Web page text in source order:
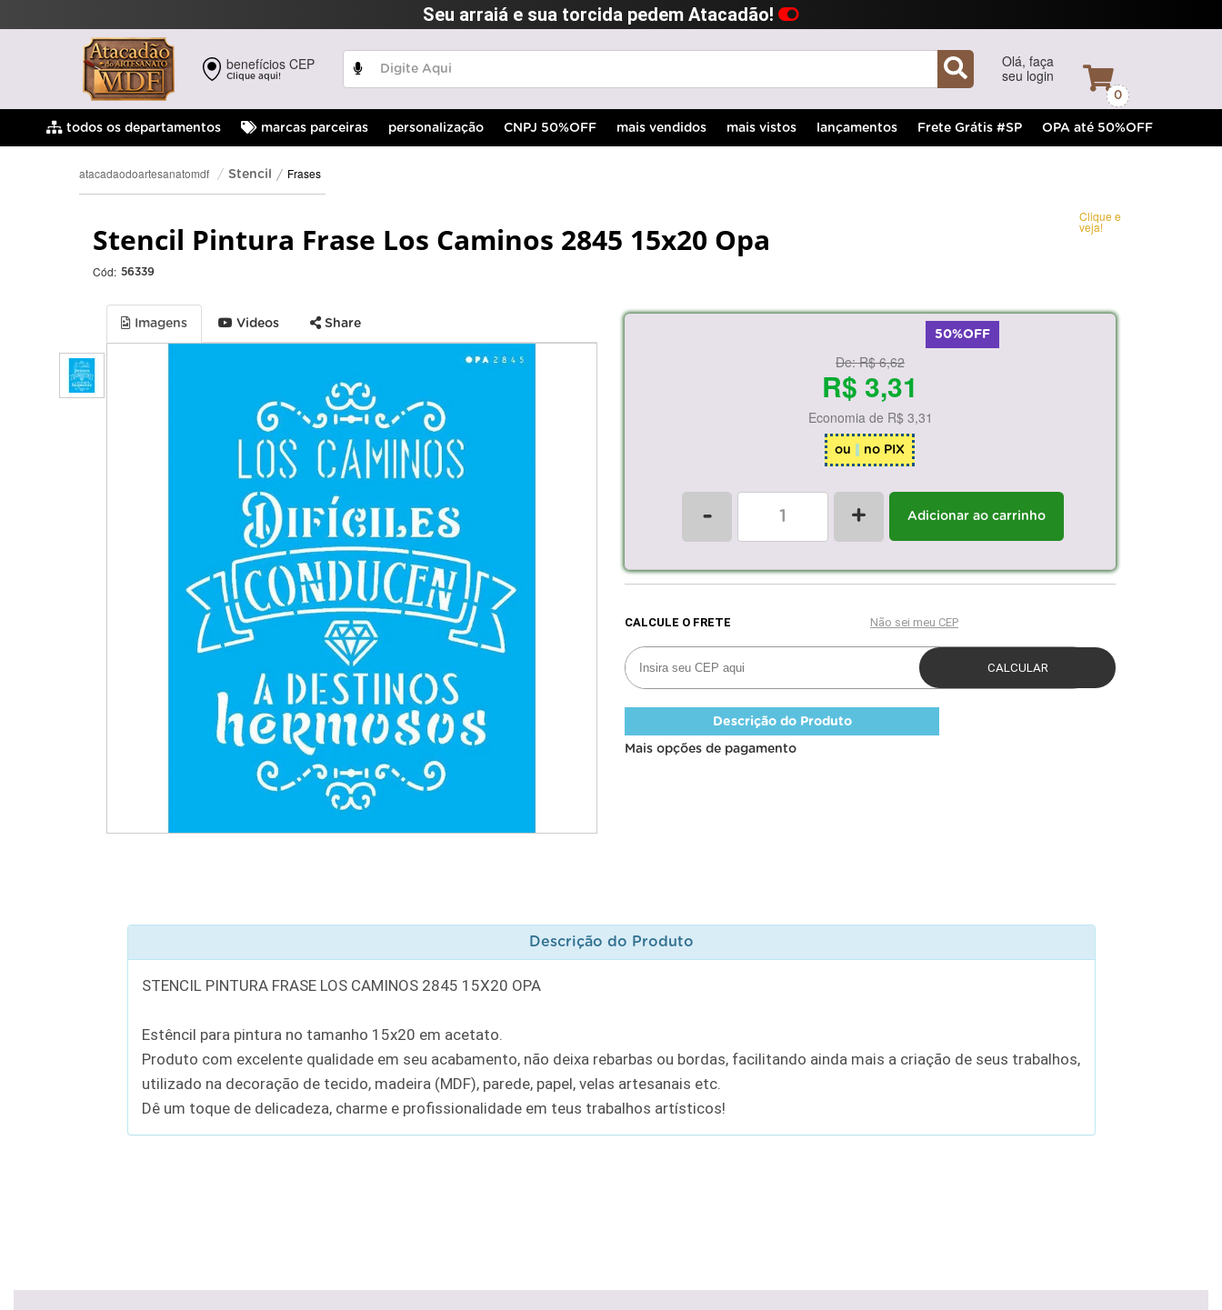
Seu arraiá e sua torcida pedem Atacadão!
benefícios CEP
Clique aqui!
Olá, faça
seu login
0
todos os departamentos marcas parceiras personalização CNPJ 50%OFF mais vendidos mais vistos lançamentos Frete Grátis #SP OPA até 50%OFF
atacadaodoartesanatomdf Stencil Frases
Stencil Pintura Frase Los Caminos 2845 15x20 Opa
Cód: 56339
Clique e
veja!
Imagens Videos
Share
50%OFF
De:R$ 6,62
R$ 3,31
Economia de R$ 3,31
ou no PIX
- + Adicionar ao carrinho
Descrição do Produto
Mais opções de pagamento
Descrição do Produto
STENCIL PINTURA FRASE LOS CAMINOS 2845 15X20 OPA
Estêncil para pintura no tamanho 15x20 em acetato.
Produto com excelente qualidade em seu acabamento, não deixa rebarbas ou bordas, facilitando ainda mais a criação de seus trabalhos,
utilizado na decoração de tecido, madeira (MDF), parede, papel, velas artesanais etc.
Dê um toque de delicadeza, charme e profissionalidade em teus trabalhos artísticos!